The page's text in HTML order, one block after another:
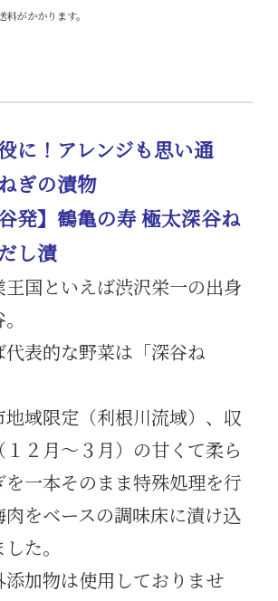
がかかります。
に！アレンジも思い通
ぎの漬物
発】鶴亀の寿 極太深谷ね
し漬
王国といえば渋沢栄一の出身
代表的な野菜は「深谷ね
地域限定（利根川流域）、収
２月～３月）の甘くて柔ら
を一本そのまま特殊処理を行
肉をベースの調味床に漬け込
た。
加物は使用しておりませ